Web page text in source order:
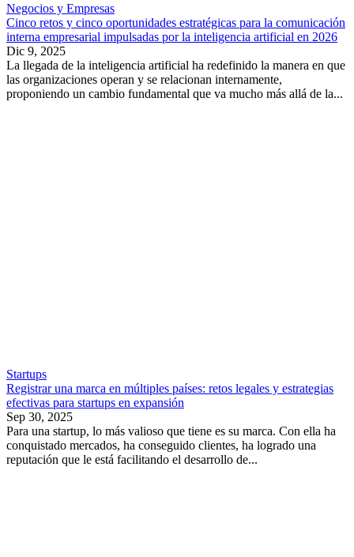
Negocios y Empresas
Cinco retos y cinco oportunidades estratégicas para la comunicación
interna empresarial impulsadas por la inteligencia artificial en 2026
Dic 9, 2025
La llegada de la inteligencia artificial ha redefinido la manera en que
las organizaciones operan y se relacionan internamente,
proponiendo un cambio fundamental que va mucho más allá de la...
Startups
Registrar una marca en múltiples países: retos legales y estrategias
efectivas para startups en expansión
Sep 30, 2025
Para una startup, lo más valioso que tiene es su marca. Con ella ha
conquistado mercados, ha conseguido clientes, ha logrado una
reputación que le está facilitando el desarrollo de...